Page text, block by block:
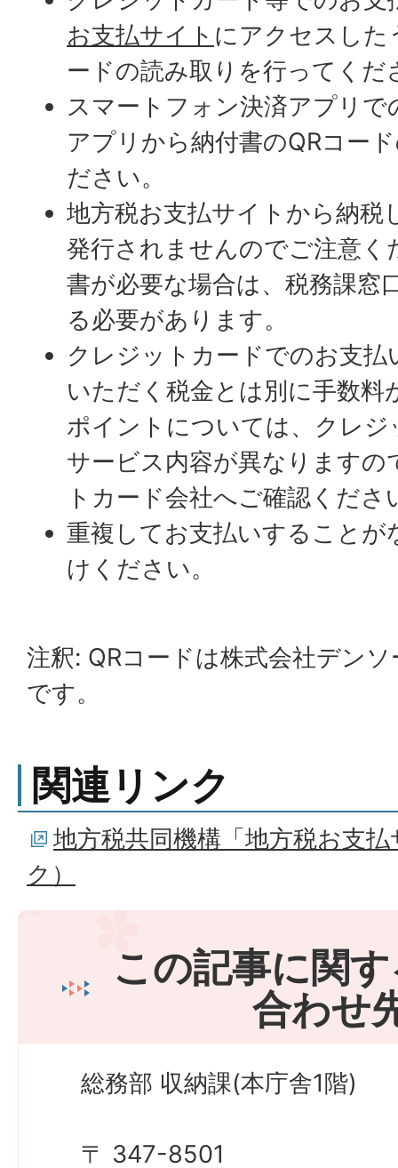
お支払サイト にアクセスした
ードの読み取りを行ってくだ
スマートフォン決済アプリで
アプリから納付書のQRコー
ださい。
地方税お支払サイトから納税
発行されませんのでご注意く
書が必要な場合は、税務課窓
る必要があります。
クレジットカードでのお支
いただく税金とは別に手数料
ポイントについては、クレ
サービス内容が異なりますの
トカード会社へご確認くださ
重複してお支払いすること
けください。
注釈: QRコードは株式会社デン
です。
関連リンク
地方税共同機構「地方税お支
ク）
この記事に関
合わせ
総務部 収納課(本庁舎1階)
〒 347-8501